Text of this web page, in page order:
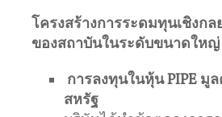
โครงสร้างการระดมทุนเชิงก
ของสถาบันในระดับขนาดใหญ่
การลงทุนในหุ้น PIPE มู
สหรัฐ